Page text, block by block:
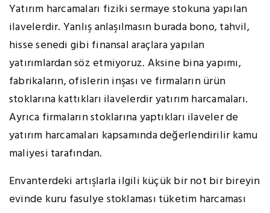
Yatırım harcamaları fiziki sermaye stokuna yapılan
ilavelerdir. Yanlış anlaşılmasın burada bono, tahvil,
hisse senedi gibi finansal araçlara yapılan
yatırımlardan söz etmiyoruz. Aksine bina yapımı,
fabrikaların, ofislerin inşası ve firmaların ürün
stoklarına kattıkları ilavelerdir yatırım harcamaları.
Ayrıca firmaların stoklarına yaptıkları ilaveler de
yatırım harcamaları kapsamında değerlendirilir kamu
maliyesi tarafından.
Envanterdeki artışlarla ilgili küçük bir not bir bireyin
evinde kuru fasulye stoklaması tüketim harcaması